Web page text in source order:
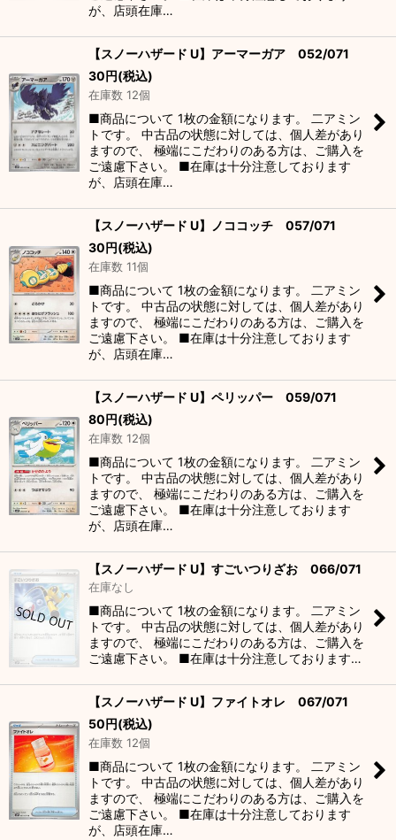
が、店頭在庫…
【スノーハザード U】アーマーガア 052/071
30円(税込)
在庫数 12個
■商品について 1枚の金額になります。 二アミン
トです。 中古品の状態に対しては、個人差があり
ますので、 極端にこだわりのある方は、ご購入を
ご遠慮下さい。 ■在庫は十分注意しております
が、店頭在庫…
【スノーハザード U】ノココッチ 057/071
30円(税込)
在庫数 11個
■商品について 1枚の金額になります。 二アミン
トです。 中古品の状態に対しては、個人差があり
ますので、 極端にこだわりのある方は、ご購入を
ご遠慮下さい。 ■在庫は十分注意しております
が、店頭在庫…
【スノーハザード U】ペリッパー 059/071
80円(税込)
在庫数 12個
■商品について 1枚の金額になります。 二アミン
トです。 中古品の状態に対しては、個人差があり
ますので、 極端にこだわりのある方は、ご購入を
ご遠慮下さい。 ■在庫は十分注意しております
が、店頭在庫…
【スノーハザード U】すごいつりざお 066/071
在庫なし
■商品について 1枚の金額になります。 二アミン
トです。 中古品の状態に対しては、個人差があり
ますので、 極端にこだわりのある方は、ご購入を
ご遠慮下さい。 ■在庫は十分注意しております…
【スノーハザード U】ファイトオレ 067/071
50円(税込)
在庫数 12個
■商品について 1枚の金額になります。 二アミン
トです。 中古品の状態に対しては、個人差があり
ますので、 極端にこだわりのある方は、ご購入を
ご遠慮下さい。 ■在庫は十分注意しております
が、店頭在庫…